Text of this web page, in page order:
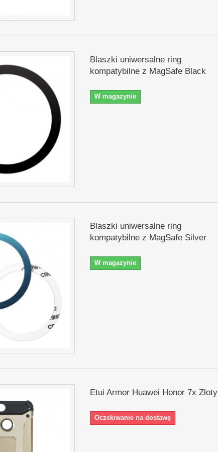
Blaszki uniwersalne ring
kompatybilne z MagSafe Black
W magazynie
Blaszki uniwersalne ring
kompatybilne z MagSafe Silver
W magazynie
Etui Armor Huawei Honor 7x Złoty
Oczekiwanie na dostawę